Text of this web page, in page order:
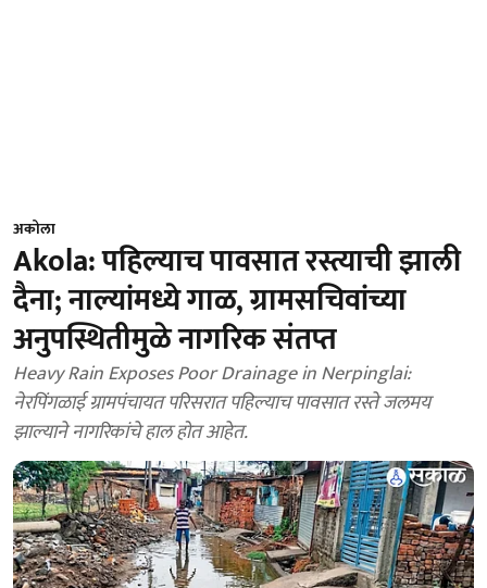
अकोला
Akola: पहिल्याच पावसात रस्त्याची झाली
दैना; नाल्यांमध्ये गाळ, ग्रामसचिवांच्या
अनुपस्थितीमुळे नागरिक संतप्त
Heavy Rain Exposes Poor Drainage in Nerpinglai:
नेरपिंगळाई ग्रामपंचायत परिसरात पहिल्याच पावसात रस्ते जलमय
झाल्याने नागरिकांचे हाल होत आहेत.